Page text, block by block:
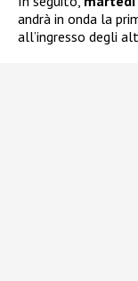
andrà in onda la
all’ingresso degli